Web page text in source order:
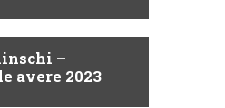
–
avere 2023